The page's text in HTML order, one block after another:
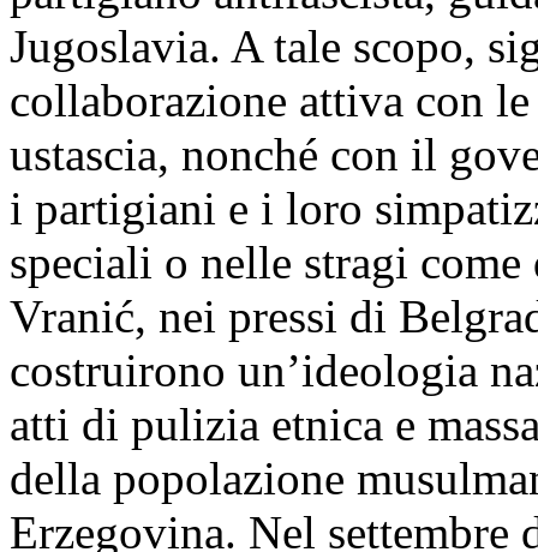
Jugoslavia. A tale scopo,
collaborazione attiva con
ustascia, nonché con il
i partigiani e i loro
speciali o nelle stragi
Vranić, nei pressi di
costruirono un’ideologia
atti di pulizia etnica e
della popolazione
Erzegovina. Nel settembre